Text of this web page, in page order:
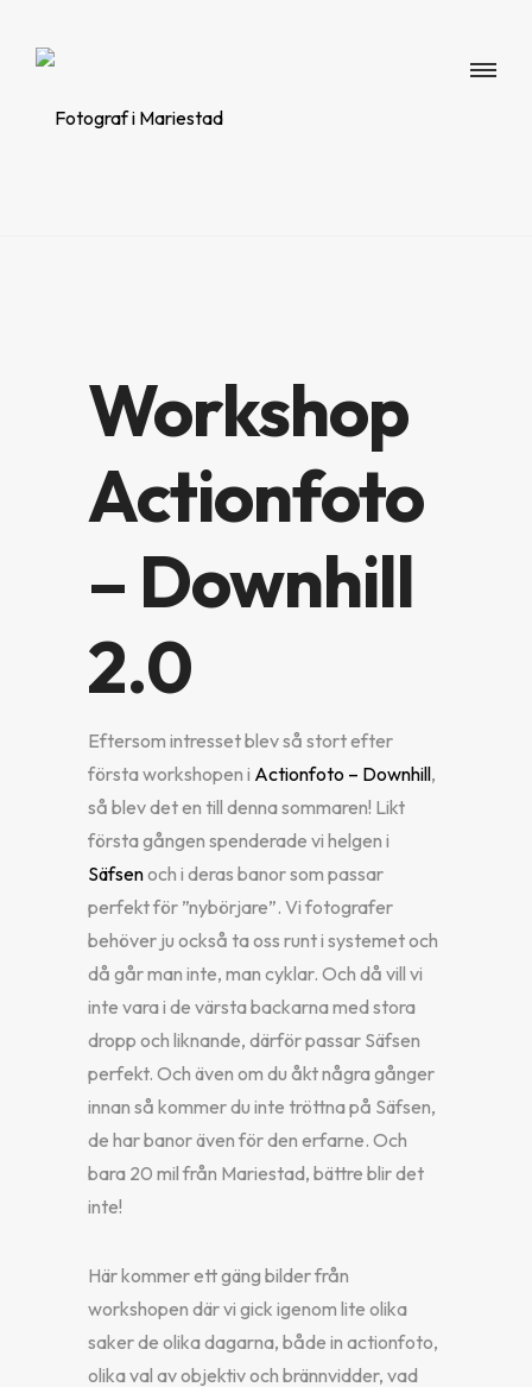
Workshop
Actionfoto
– Downhill
2.0
Eftersom intresset blev så stort efter
första workshopen i Actionfoto – Downhill,
så blev det en till denna sommaren! Likt
första gången spenderade vi helgen i
Säfsenoch i deras banor som passar
perfekt för ”nybörjare”. Vi fotografer
behöver ju också ta oss runt i systemet och
då går man inte, man cyklar. Och då vill vi
inte vara i de värsta backarna med stora
dropp och liknande, därför passar Säfsen
perfekt. Och även om du åkt några gånger
innan så kommer du inte tröttna på Säfsen,
de har banor även för den erfarne. Och
bara 20 mil från Mariestad, bättre blir det
inte!
Här kommer ett gäng bilder från
workshopen där vi gick igenom lite olika
saker de olika dagarna, både in actionfoto,
olika val av objektiv och brännvidder, vad